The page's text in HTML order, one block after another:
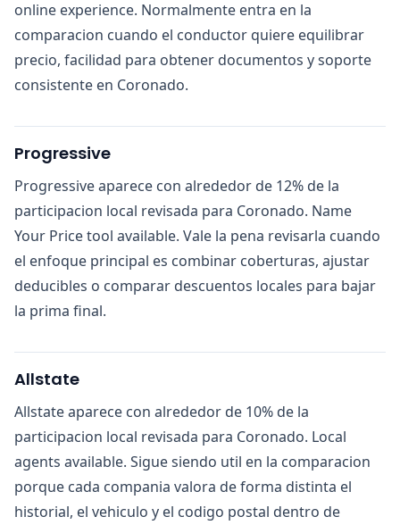
online experience. Normalmente entra en la
comparacion cuando el conductor quiere equilibrar
precio, facilidad para obtener documentos y soporte
consistente en Coronado.
Progressive
Progressive aparece con alrededor de 12% de la
participacion local revisada para Coronado. Name
Your Price tool available. Vale la pena revisarla cuando
el enfoque principal es combinar coberturas, ajustar
deducibles o comparar descuentos locales para bajar
la prima final.
Allstate
Allstate aparece con alrededor de 10% de la
participacion local revisada para Coronado. Local
agents available. Sigue siendo util en la comparacion
porque cada compania valora de forma distinta el
historial, el vehiculo y el codigo postal dentro de